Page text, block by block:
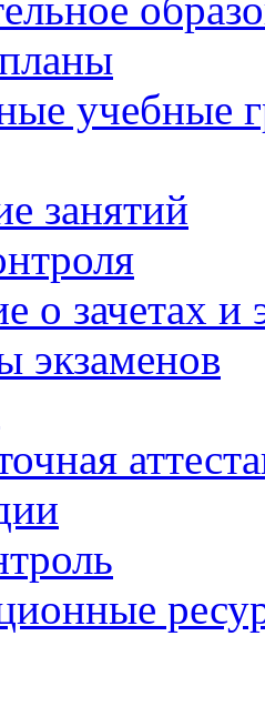
учебные
занятий
о зачетах и
экзаменов